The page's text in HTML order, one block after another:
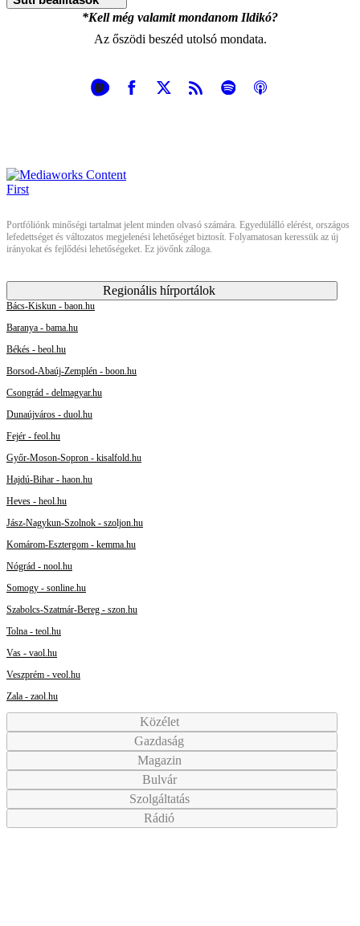
*Kell még valamit mondanom Ildikó?
Az őszödi beszéd utolsó mondata.
Portfóliónk minőségi tartalmat jelent minden olvasó számára. Egyedülálló elérést, országos
lefedettséget és változatos megjelenési lehetőséget biztosít. Folyamatosan keressük az új
irányokat és fejlődési lehetőségeket. Ez jövőnk záloga.
Regionális hírportálok
Bács-Kiskun - baon.hu
Baranya - bama.hu
Békés - beol.hu
Borsod-Abaúj-Zemplén - boon.hu
Csongrád - delmagyar.hu
Dunaújváros - duol.hu
Fejér - feol.hu
Győr-Moson-Sopron - kisalfold.hu
Hajdú-Bihar - haon.hu
Heves - heol.hu
Jász-Nagykun-Szolnok - szoljon.hu
Komárom-Esztergom - kemma.hu
Nógrád - nool.hu
Somogy - sonline.hu
Szabolcs-Szatmár-Bereg - szon.hu
Tolna - teol.hu
Vas - vaol.hu
Veszprém - veol.hu
Zala - zaol.hu
Közélet
Gazdaság
Magazin
Bulvár
Szolgáltatás
Rádió